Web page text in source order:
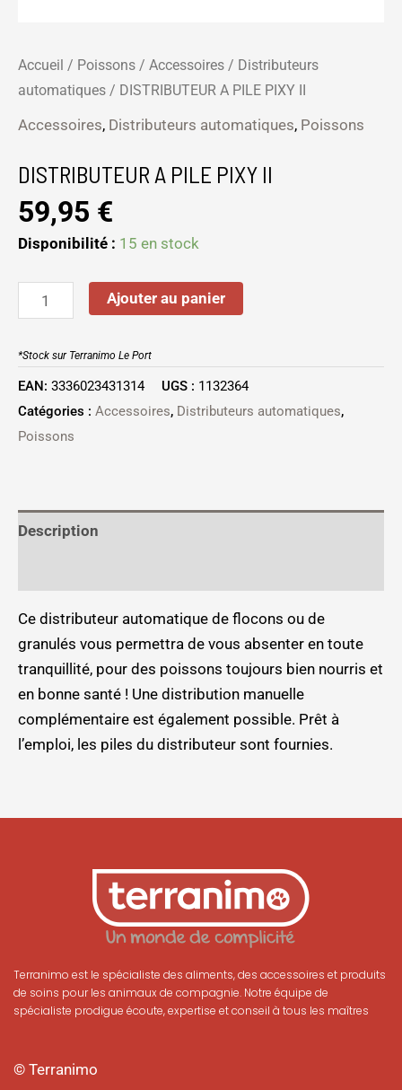
Accueil / Poissons / Accessoires / Distributeurs
automatiques / DISTRIBUTEUR A PILE PIXY II
Accessoires, Distributeurs automatiques, Poissons
DISTRIBUTEUR A PILE PIXY II
59,95 €
Disponibilité : 15 en stock
Ajouter au panier
*Stock sur Terranimo Le Port
EAN: 3336023431314 UGS : 1132364
Catégories : Accessoires, Distributeurs automatiques,
Poissons
Description
Ce distributeur automatique de flocons ou de
granulés vous permettra de vous absenter en toute
tranquillité, pour des poissons toujours bien nourris et
en bonne santé ! Une distribution manuelle
complémentaire est également possible. Prêt à
l’emploi, les piles du distributeur sont fournies.
Terranimo est le spécialiste des aliments, des accessoires et produits
de soins pour les animaux de compagnie. Notre équipe de
spécialiste prodigue écoute, expertise et conseil à tous les maîtres
© Terranimo